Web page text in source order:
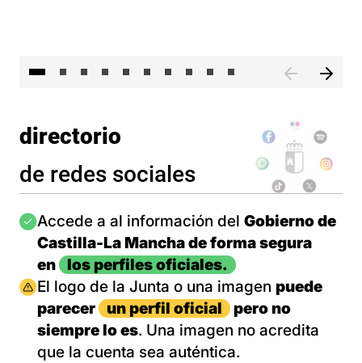
directorio
de redes sociales
Imagen
Accede a al información del Gobierno de
Castilla-La Mancha de forma segura
en
los perfiles oficiales.
Imagen
El logo de la Junta o una imagen puede
parecer
un perfil oficial
pero no
siempre lo es. Una imagen no acredita
que la cuenta sea auténtica.